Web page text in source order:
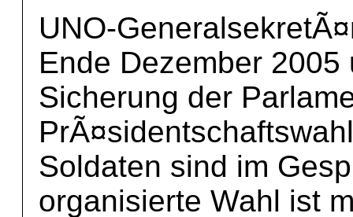
UNO-
Ende Dezember
Sicherung der
Soldaten sind im
organisierte Wahl ist